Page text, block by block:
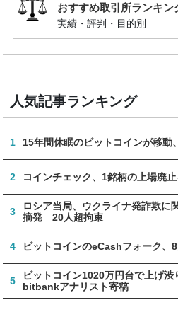
おすすめ取引所ランキン
実績・評判・目的別
人気記事ランキング
1 15年間休眠のビットコインが移動
2 コインチェック、1銘柄の上場廃
3
ロシア当局、ウクライナ発詐欺に
摘発 20人超拘束
4 ビットコインのeCashフォーク、
5
ビットコイン1020万円台で上げ渋
bitbankアナリスト寄稿